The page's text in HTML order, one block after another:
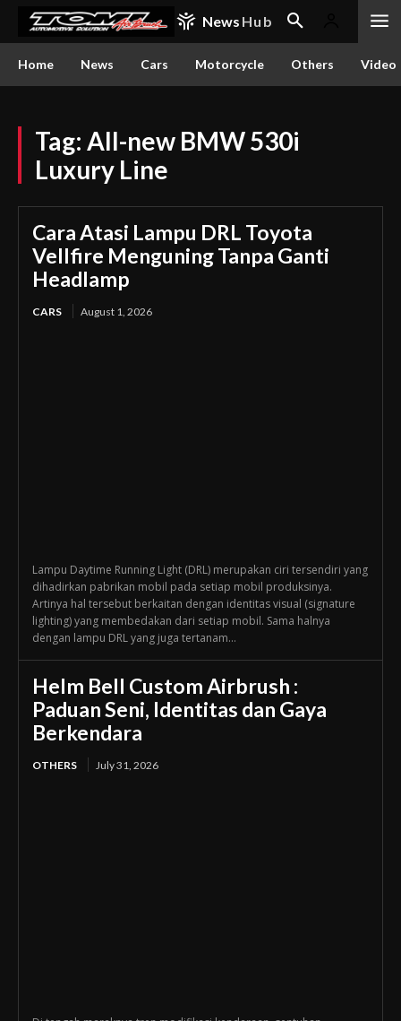
News Hub
Home News Cars Motorcycle Others Video
Tag: All-new BMW 530i
Luxury Line
Cara Atasi Lampu DRL Toyota
Vellfire Menguning Tanpa Ganti
Headlamp
CARS August 1, 2026
Lampu Daytime Running Light (DRL) merupakan ciri tersendiri yang
dihadirkan pabrikan mobil pada setiap mobil produksinya.
Artinya hal tersebut berkaitan dengan identitas visual (signature
lighting) yang membedakan dari setiap mobil. Sama halnya
dengan lampu DRL yang juga tertanam...
Helm Bell Custom Airbrush :
Paduan Seni, Identitas dan Gaya
Berkendara
OTHERS July 31, 2026